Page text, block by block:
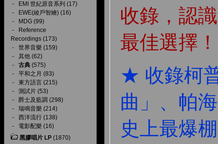
-
EMI 世紀原音系列 (17)
-
EWE(綾戶智繪) (16)
-
MDG (99)
-
Reference
Recordings (173)
- 世界音樂 (159)
- 其他 (62)
- 古典 (575)
- 平和之月 (83)
- 東方語言 (215)
- 測試片 (53)
- 爵士及藍調 (298)
- 瑞鳴音樂 (214)
- 西洋流行 (138)
- 電影配樂 (16)
黑膠唱片 LP (1870)
收錄，認
最佳選擇！
★ 收錄柯
曲」、帕
史上最爆